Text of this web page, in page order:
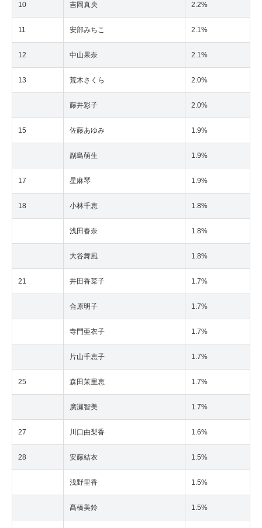
10 吉岡真央 2.2%
11 安部みちこ 2.1%
12 中山果奈 2.1%
13 荒木さくら 2.0%
藤井彩子 2.0%
15 佐藤あゆみ 1.9%
副島萌生 1.9%
17 星麻琴 1.9%
18 小林千恵 1.8%
浅田春奈 1.8%
大谷舞風 1.8%
21 井田香菜子 1.7%
合原明子 1.7%
寺門亜衣子 1.7%
片山千恵子 1.7%
25 森田茉里恵 1.7%
廣瀬智美 1.7%
27 川口由梨香 1.6%
28 安藤結衣 1.5%
浅野里香 1.5%
髙橋美鈴 1.5%